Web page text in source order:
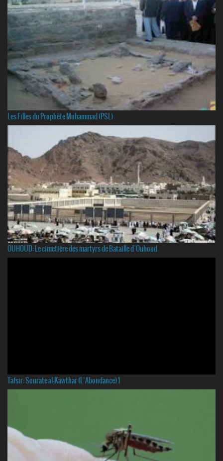
Les Filles du Prophète Muhammad (PSL)
OUHOUD: Le cimetière des martyrs de Bataille d`Ouhoud
Tafsir: Sourate al-Kawthar (L’Abondance) 1